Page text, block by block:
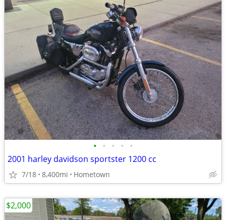
• • • • •
2001 harley davidson sportster 1200 cc
7/18 8,400mi Hometown
$2,000